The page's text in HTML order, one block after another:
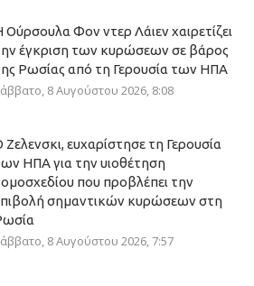
Ούρσουλα Φον ντερ Λάιεν χαιρετίζει
έγκριση των κυρώσεων σε βάρος
Ρωσίας από τη Γερουσία των ΗΠΑ
8 Αυγούστου 2026, 8:08
Ζελενσκι, ευχαρίστησε τη Γερουσία
ΗΠΑ για την υιοθέτηση
που προβλέπει την
σημαντικών κυρώσεων στη
8 Αυγούστου 2026, 7:57